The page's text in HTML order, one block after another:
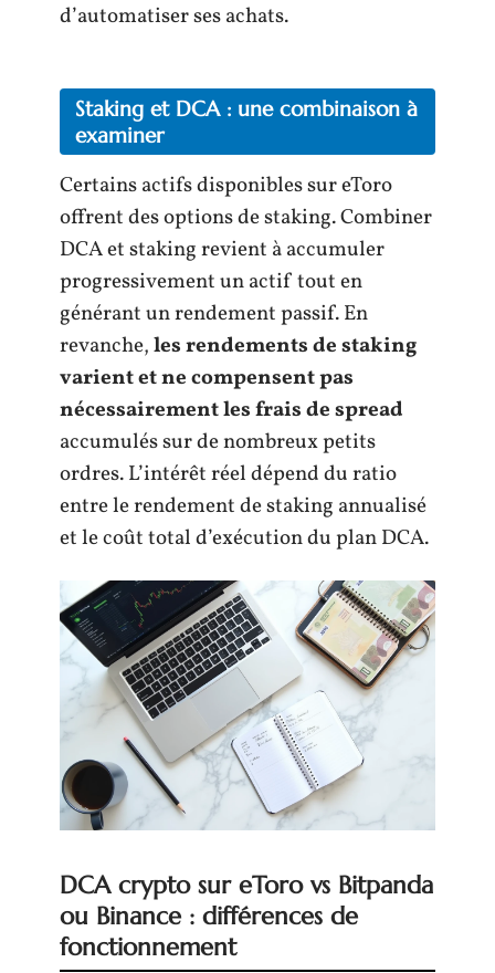
d’automatiser ses achats.
Staking et DCA : une combinaison à
examiner
Certains actifs disponibles sur eToro
offrent des options de staking. Combiner
DCA et staking revient à accumuler
progressivement un actif tout en
générant un rendement passif. En
revanche,les rendements de staking
varient et ne compensent pas
nécessairement les frais de spread
accumulés sur de nombreux petits
ordres. L’intérêt réel dépend du ratio
entre le rendement de staking annualisé
et le coût total d’exécution du plan DCA.
DCA crypto sur eToro vs Bitpanda
ou Binance : différences de
fonctionnement